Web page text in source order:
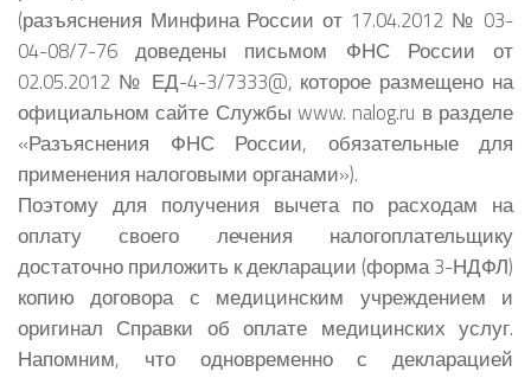
(разъяснения Минфина России от 17.04.2012 № 03-
04-08/7-76 доведены письмом ФНС России от
02.05.2012 № ЕД-4-3/7333@, которое размещено на
официальном сайте Службы www. nalog.ru в разделе
«Разъяснения ФНС России, обязательные для
применения налоговыми органами»).
Поэтому для получения вычета по расходам на
оплату своего лечения налогоплательщику
достаточно приложить к декларации (форма 3-НДФЛ)
копию договора с медицинским учреждением и
оригинал Справки об оплате медицинских услуг.
Напомним, что одновременно с декларацией